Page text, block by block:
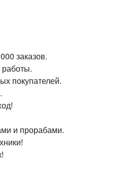
заказов.
покупателей.
и прорабами.